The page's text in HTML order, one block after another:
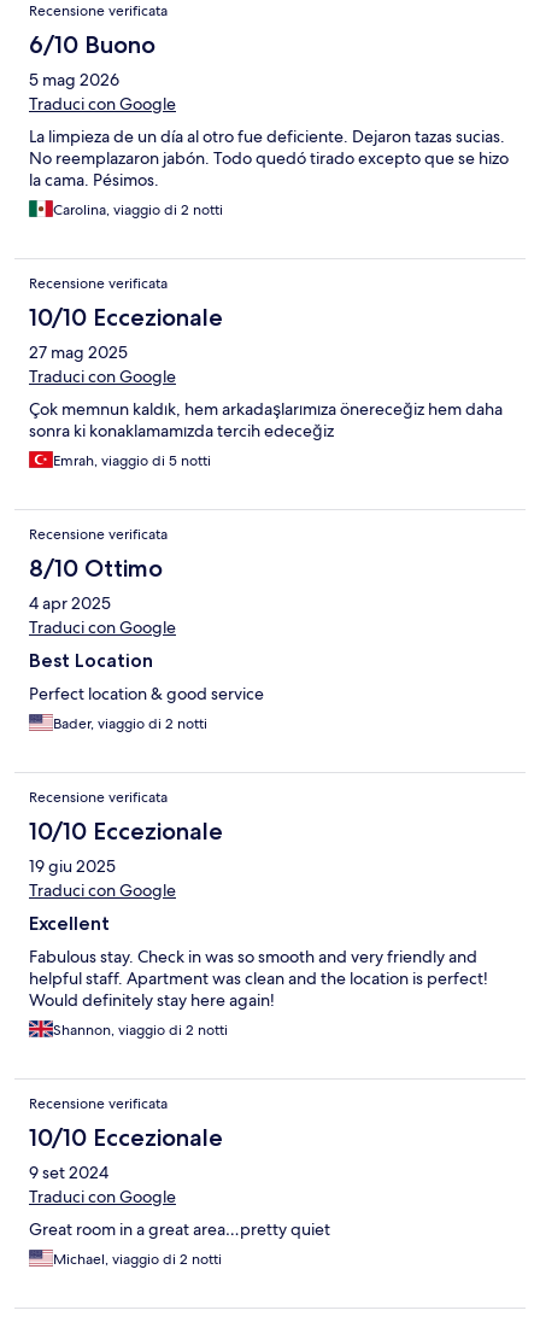
Recensione verificata
6/10 Buono
5 mag 2026
Traduci con Google
La limpieza de un día al otro fue deficiente. Dejaron tazas sucias.
No reemplazaron jabón. Todo quedó tirado excepto que se hizo
la cama. Pésimos.
Carolina, viaggio di 2 notti
Recensione verificata
10/10 Eccezionale
27 mag 2025
Traduci con Google
Çok memnun kaldık, hem arkadaşlarımıza önereceğiz hem daha
sonra ki konaklamamızda tercih edeceğiz
Emrah, viaggio di 5 notti
Recensione verificata
8/10 Ottimo
4 apr 2025
Traduci con Google
Best Location
Perfect location & good service
Bader, viaggio di 2 notti
Recensione verificata
10/10 Eccezionale
19 giu 2025
Traduci con Google
Excellent
Fabulous stay. Check in was so smooth and very friendly and
helpful staff. Apartment was clean and the location is perfect!
Would definitely stay here again!
Shannon, viaggio di 2 notti
Recensione verificata
10/10 Eccezionale
9 set 2024
Traduci con Google
Great room in a great area…pretty quiet
Michael, viaggio di 2 notti